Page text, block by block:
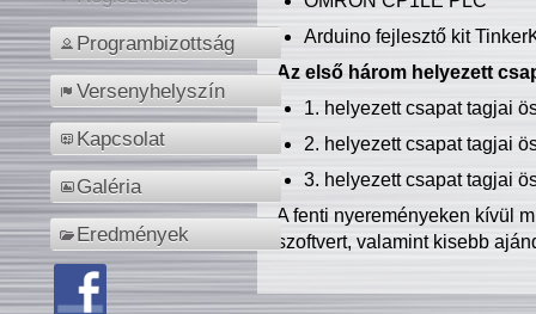
Programbizottság
Versenyhelyszín
Kapcsolat
Galéria
Eredmények
Arduino fejlesztő kit
Az első három helyezett
1. helyezett csapat tagjai
2. helyezett csapat tagjai
3. helyezett csapat tagjai
A fenti nyereményeken kívül
szoftvert, valamint kisebb